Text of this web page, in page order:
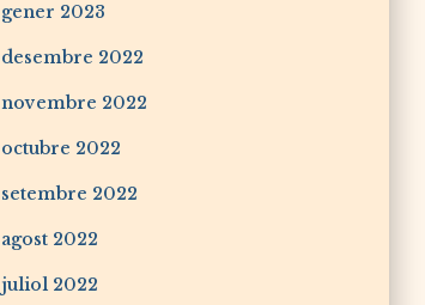
gener 2023
desembre 2022
novembre 2022
octubre 2022
setembre 2022
agost 2022
juliol 2022